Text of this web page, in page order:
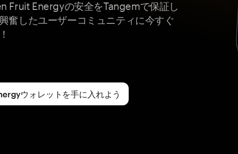
Fruit Energyの安全をTangemで保証し
奮したユーザーコミュニティに今すぐ
ウォレットを手に入れよう